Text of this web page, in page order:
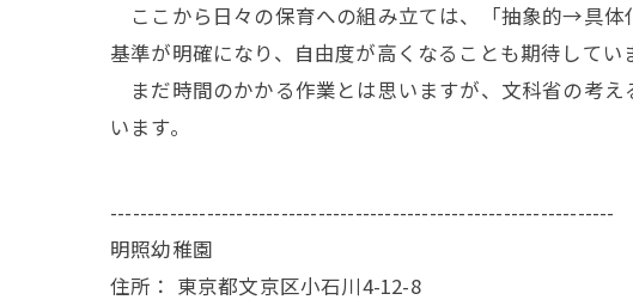
ここから日々の保育への組み立ては、「抽象的→具体
基準が明確になり、自由度が高くなることも期待してい
まだ時間のかかる作業とは思いますが、文科省の考
います。
--------------------------------------------------------------------
明照幼稚園
住所： 東京都文京区小石川4-12-8